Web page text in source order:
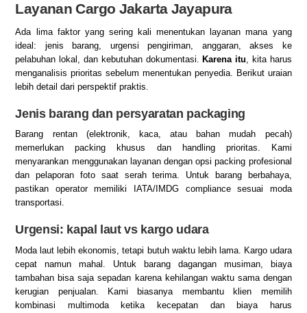
Layanan Cargo Jakarta Jayapura
Ada lima faktor yang sering kali menentukan layanan mana yang
ideal: jenis barang, urgensi pengiriman, anggaran, akses ke
pelabuhan lokal, dan kebutuhan dokumentasi.Karena itu , kita harus
menganalisis prioritas sebelum menentukan penyedia. Berikut uraian
lebih detail dari perspektif praktis.
Jenis barang dan persyaratan packaging
Barang rentan (elektronik, kaca, atau bahan mudah pecah)
memerlukan packing khusus dan handling prioritas. Kami
menyarankan menggunakan layanan dengan opsi packing profesional
dan pelaporan foto saat serah terima. Untuk barang berbahaya,
pastikan operator memiliki IATA/IMDG compliance sesuai moda
transportasi.
Urgensi: kapal laut vs kargo udara
Moda laut lebih ekonomis, tetapi butuh waktu lebih lama. Kargo udara
cepat namun mahal. Untuk barang dagangan musiman, biaya
tambahan bisa saja sepadan karena kehilangan waktu sama dengan
kerugian penjualan. Kami biasanya membantu klien memilih
kombinasi multimoda ketika kecepatan dan biaya harus